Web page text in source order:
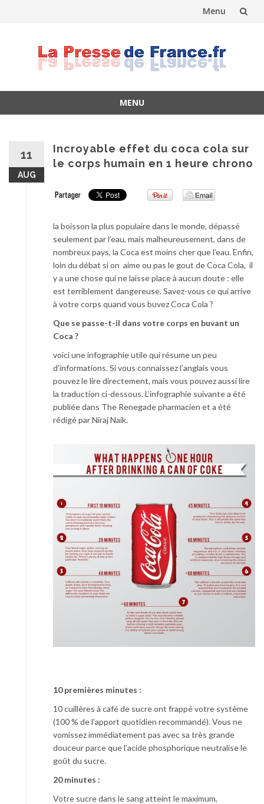
Menu
MENU
11
AUG
Incroyable effet du coca cola sur
le corps humain en 1 heure chrono
la boisson la plus populaire dans le monde, dépassé
seulement par l’eau, mais malheureusement, dans de
nombreux pays, la Coca est moins cher que l’eau. Enfin,
loin du débat si on aime ou pas le gout de Coca Cola, il
y a une chose qui ne laisse place à aucun doute : elle
est terriblement dangereuse. Savez-vous ce qui arrive
à votre corps quand vous buvez Coca Cola ?
Que se passe-t-il dans votre corps en buvant un
Coca ?
voici une infographie utile qui résume un peu
d’informations. Si vous connaissez l’anglais vous
pouvez le lire directement, mais vous pouvez aussi lire
la traduction ci-dessous. L’infographie suivante a été
publiée dans The Renegade pharmacien et a été
rédigé par Niraj Naik.
10 premières minutes :
10 cuillères à café de sucre ont frappé votre système
(100 % de l’apport quotidien recommandé). Vous ne
vomissez immédiatement pas avec sa très grande
douceur parce que l’acide phosphorique neutralise le
goût du sucre.
20 minutes :
Votre sucre dans le sang atteint le maximum,